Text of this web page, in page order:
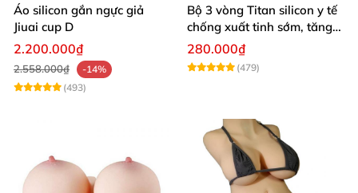
Áo silicon gắn ngực giả
Jiuai cup D
2.200.000₫
2.558.000₫
-14%
(493)
Bộ 3 vòng Titan silicon y tế
chống xuất tinh sớm, tăng
khoái cảm
280.000₫
(479)